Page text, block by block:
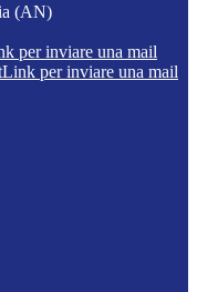
(AN)
per inviare una mail
Link per inviare una mail